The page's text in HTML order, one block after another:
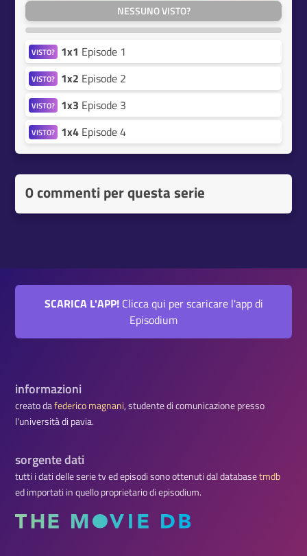
NESSUNO VISTO?
VISTO? 1x1 Episode 1
VISTO? 1x2 Episode 2
VISTO? 1x3 Episode 3
VISTO? 1x4 Episode 4
0 commenti per questa serie
SCARICA L'APP!Clicca qui per scaricare l'app di
Episodium
informazioni
creato dafederico magnani, studente di comunicazione presso
l'università di pavia.
sorgente dati
tutti i dati delle serie tv ed episodi sono ottenuti dal databasetmdb
ed importati in quello proprietario di episodium.